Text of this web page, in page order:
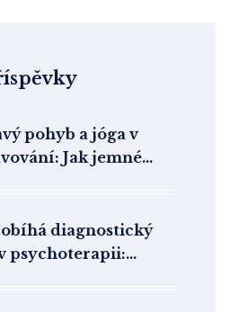
pohyb a jóga v
Jak jemné
diagnostický
psychoterapii: